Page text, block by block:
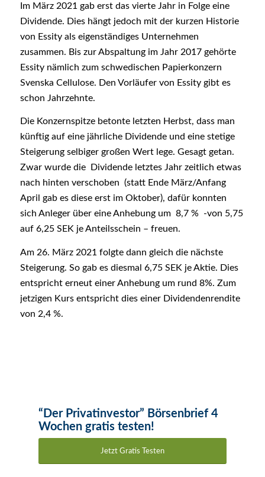
Im März 2021 gab erst das vierte Jahr in Folge eine
Dividende. Dies hängt jedoch mit der kurzen Historie
von Essity als eigenständiges Unternehmen
zusammen. Bis zur Abspaltung im Jahr 2017 gehörte
Essity nämlich zum schwedischen Papierkonzern
Svenska Cellulose. Den Vorläufer von Essity gibt es
schon Jahrzehnte.
Die Konzernspitze betonte letzten Herbst, dass man
künftig auf eine jährliche Dividende und eine stetige
Steigerung selbiger großen Wert lege. Gesagt getan.
Zwar wurde die Dividende letztes Jahr zeitlich etwas
nach hinten verschoben (statt Ende März/Anfang
April gab es diese erst im Oktober), dafür konnten
sich Anleger über eine Anhebung um 8,7 % -von 5,75
auf 6,25 SEK je Anteilsschein – freuen.
Am 26. März 2021 folgte dann gleich die nächste
Steigerung. So gab es diesmal 6,75 SEK je Aktie. Dies
entspricht erneut einer Anhebung um rund 8%. Zum
jetzigen Kurs entspricht dies einer Dividendenrendite
von 2,4 %.
“Der Privatinvestor” Börsenbrief 4
Wochen gratis testen!
Jetzt Gratis Testen